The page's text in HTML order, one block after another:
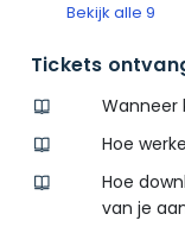
Bekijk alle 9
Tickets
Wanneer
Hoe
Hoe
van je